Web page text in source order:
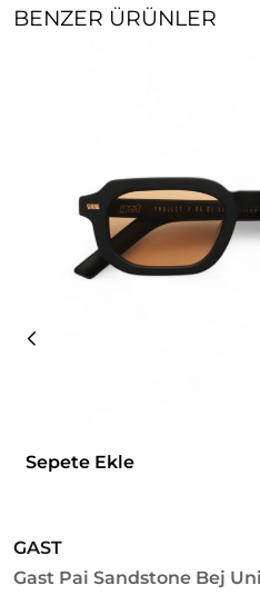
BENZER ÜRÜNLER
Sepete Ekle
GAST
Gast Pai Sandstone Bej